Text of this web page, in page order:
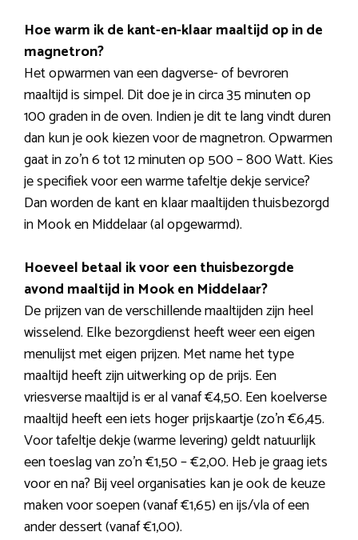
Hoe warm ik de kant-en-klaar maaltijd op in de
magnetron?
Het opwarmen van een dagverse- of bevroren
maaltijd is simpel. Dit doe je in circa 35 minuten op
100 graden in de oven. Indien je dit te lang vindt duren
dan kun je ook kiezen voor de magnetron. Opwarmen
gaat in zo’n 6 tot 12 minuten op 500 – 800 Watt. Kies
je specifiek voor een warme tafeltje dekje service?
Dan worden de kant en klaar maaltijden thuisbezorgd
in Mook en Middelaar (al opgewarmd).
Hoeveel betaal ik voor een thuisbezorgde
avond maaltijd in Mook en Middelaar?
De prijzen van de verschillende maaltijden zijn heel
wisselend. Elke bezorgdienst heeft weer een eigen
menulijst met eigen prijzen. Met name het type
maaltijd heeft zijn uitwerking op de prijs. Een
vriesverse maaltijd is er al vanaf €4,50. Een koelverse
maaltijd heeft een iets hoger prijskaartje (zo’n €6,45.
Voor tafeltje dekje (warme levering) geldt natuurlijk
een toeslag van zo’n €1,50 – €2,00. Heb je graag iets
voor en na? Bij veel organisaties kan je ook de keuze
maken voor soepen (vanaf €1,65) en ijs/vla of een
ander dessert (vanaf €1,00).